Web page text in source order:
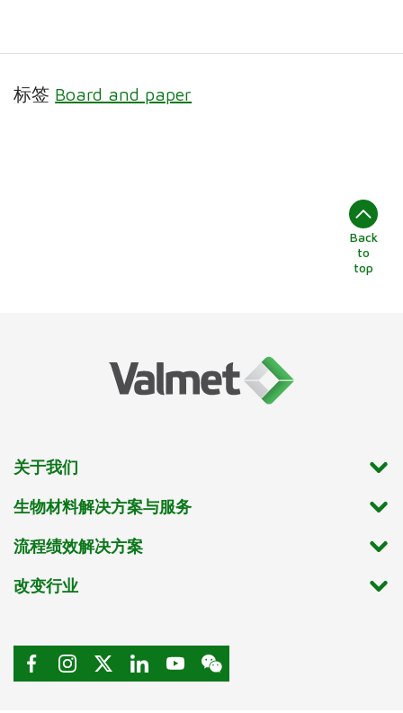
标签 Board and paper
Back
to
top
关于我们
生物材料解决方案与服务
流程绩效解决方案
改变行业